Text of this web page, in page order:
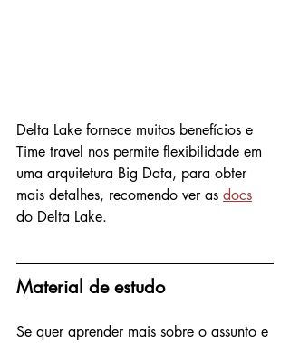
Delta Lake fornece muitos benefícios e
Time travel nos permite flexibilidade em
uma arquitetura Big Data, para obter
mais detalhes, recomendo ver as docs
do Delta Lake.
Material de estudo
Se quer aprender mais sobre o assunto e